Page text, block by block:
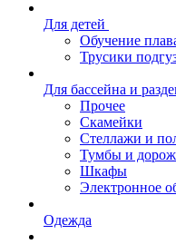
Для детей
Обучение
Трусики
Для бассейна и
Прочее
Скамейки
Стеллажи и
Тумбы и
Шкафы
Электронное
Одежда